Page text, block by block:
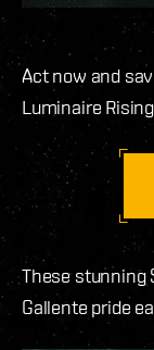
Act now and
Luminaire
These stunning
Gallente pride